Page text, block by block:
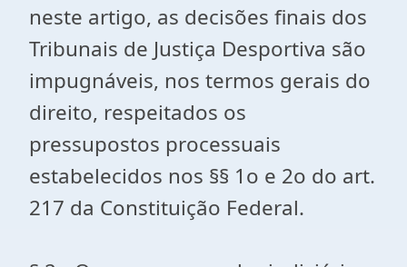
neste artigo, as decisões finais dos
Tribunais de Justiça Desportiva são
impugnáveis, nos termos gerais do
direito, respeitados os
pressupostos processuais
estabelecidos nos §§ 1o e 2o do art.
217 da Constituição Federal.